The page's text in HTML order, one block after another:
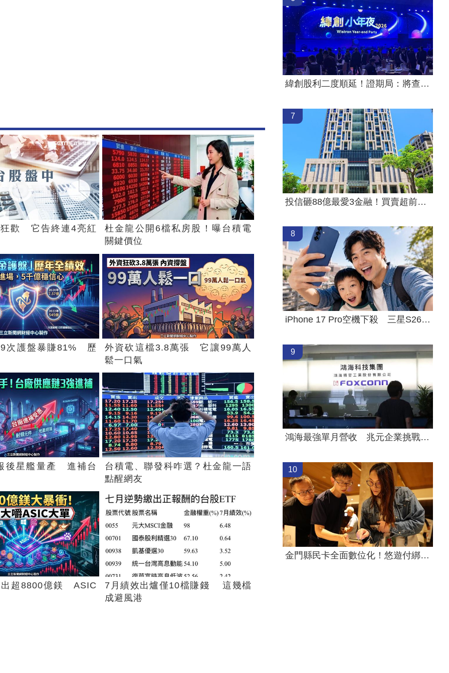
歡 它告終連4亮紅
杜金龍公開6檔私房股！曝台積電
關鍵價位
次護盤暴賺81% 歷
外資砍這檔3.8萬張 它讓99萬人
鬆一口氣
後星艦量產 進補台
台積電、聯發科咋選？杜金龍一語
點醒網友
出超8800億鎂 ASIC
7月績效出爐僅10檔賺錢 這幾檔
成避風港
緯創股利二度順延！證期局：將查疏失
7
投信砸88億最愛3金融！買賣超前十一次看
8
iPhone 17 Pro空機下殺 三星S26+降近8千
9
鴻海最強單月營收 兆元企業挑戰月營收兆
10
金門縣民卡全面數位化！悠遊付綁定享便利